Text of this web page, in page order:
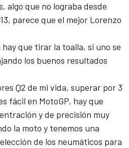
algo que no lograba desde
parece que el mejor Lorenzo
que tirar la toalla, si uno se
los buenos resultados
Q2 de mi vida, superar por 3
fácil en MotoGP, hay que
y de precisión muy
la moto y tenemos una
de los neumáticos para